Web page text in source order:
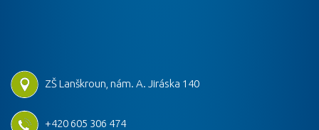
ZŠ Lanškroun, nám. A. Jiráska 140
+420 605 306 474